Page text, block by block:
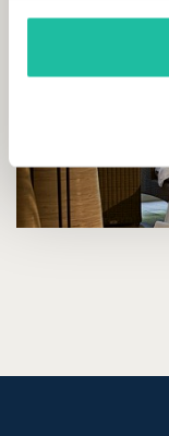
gesammelt haben.
SpaInside.)